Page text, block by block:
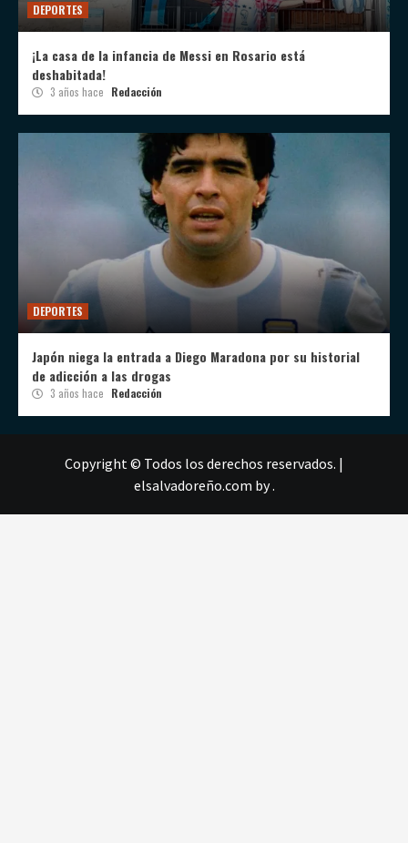
DEPORTES
¡La casa de la infancia de Messi en Rosario está
deshabitada!
3 años hace Redacción
DEPORTES
Japón niega la entrada a Diego Maradona por su historial
de adicción a las drogas
3 años hace Redacción
Copyright © Todos los derechos reservados. |
elsalvadoreño.com by .